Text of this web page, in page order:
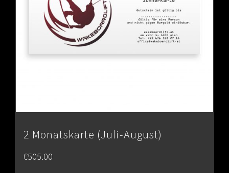
2 Monatskarte (Juli-August)
€505.00